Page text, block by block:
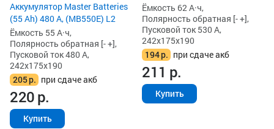
Аккумулятор Master Batteries
(55 Ah) 480 А, (MB550E) L2
Ёмкость 55 А·ч,
Полярность обратная [- +],
Пусковой ток 480 А,
242x175x190
205р. при сдаче акб
220р.
Купить
Ёмкость 62 А·ч,
Полярность обратная [- +],
Пусковой ток 530 А,
242x175x190
194р. при сдаче акб
211 р.
Купить